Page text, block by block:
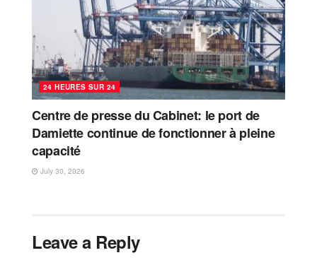
24 HEURES SUR 24
Centre de presse du Cabinet: le port de
Damiette continue de fonctionner à pleine
capacité
July 30, 2026
Leave a Reply